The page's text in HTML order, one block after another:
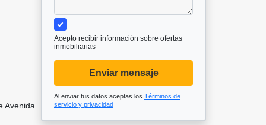
Avenida
Acepto recibir información sobre ofertas
inmobiliarias
Enviar mensaje
Al enviar tus datos aceptas los Términos de
servicio y privacidad